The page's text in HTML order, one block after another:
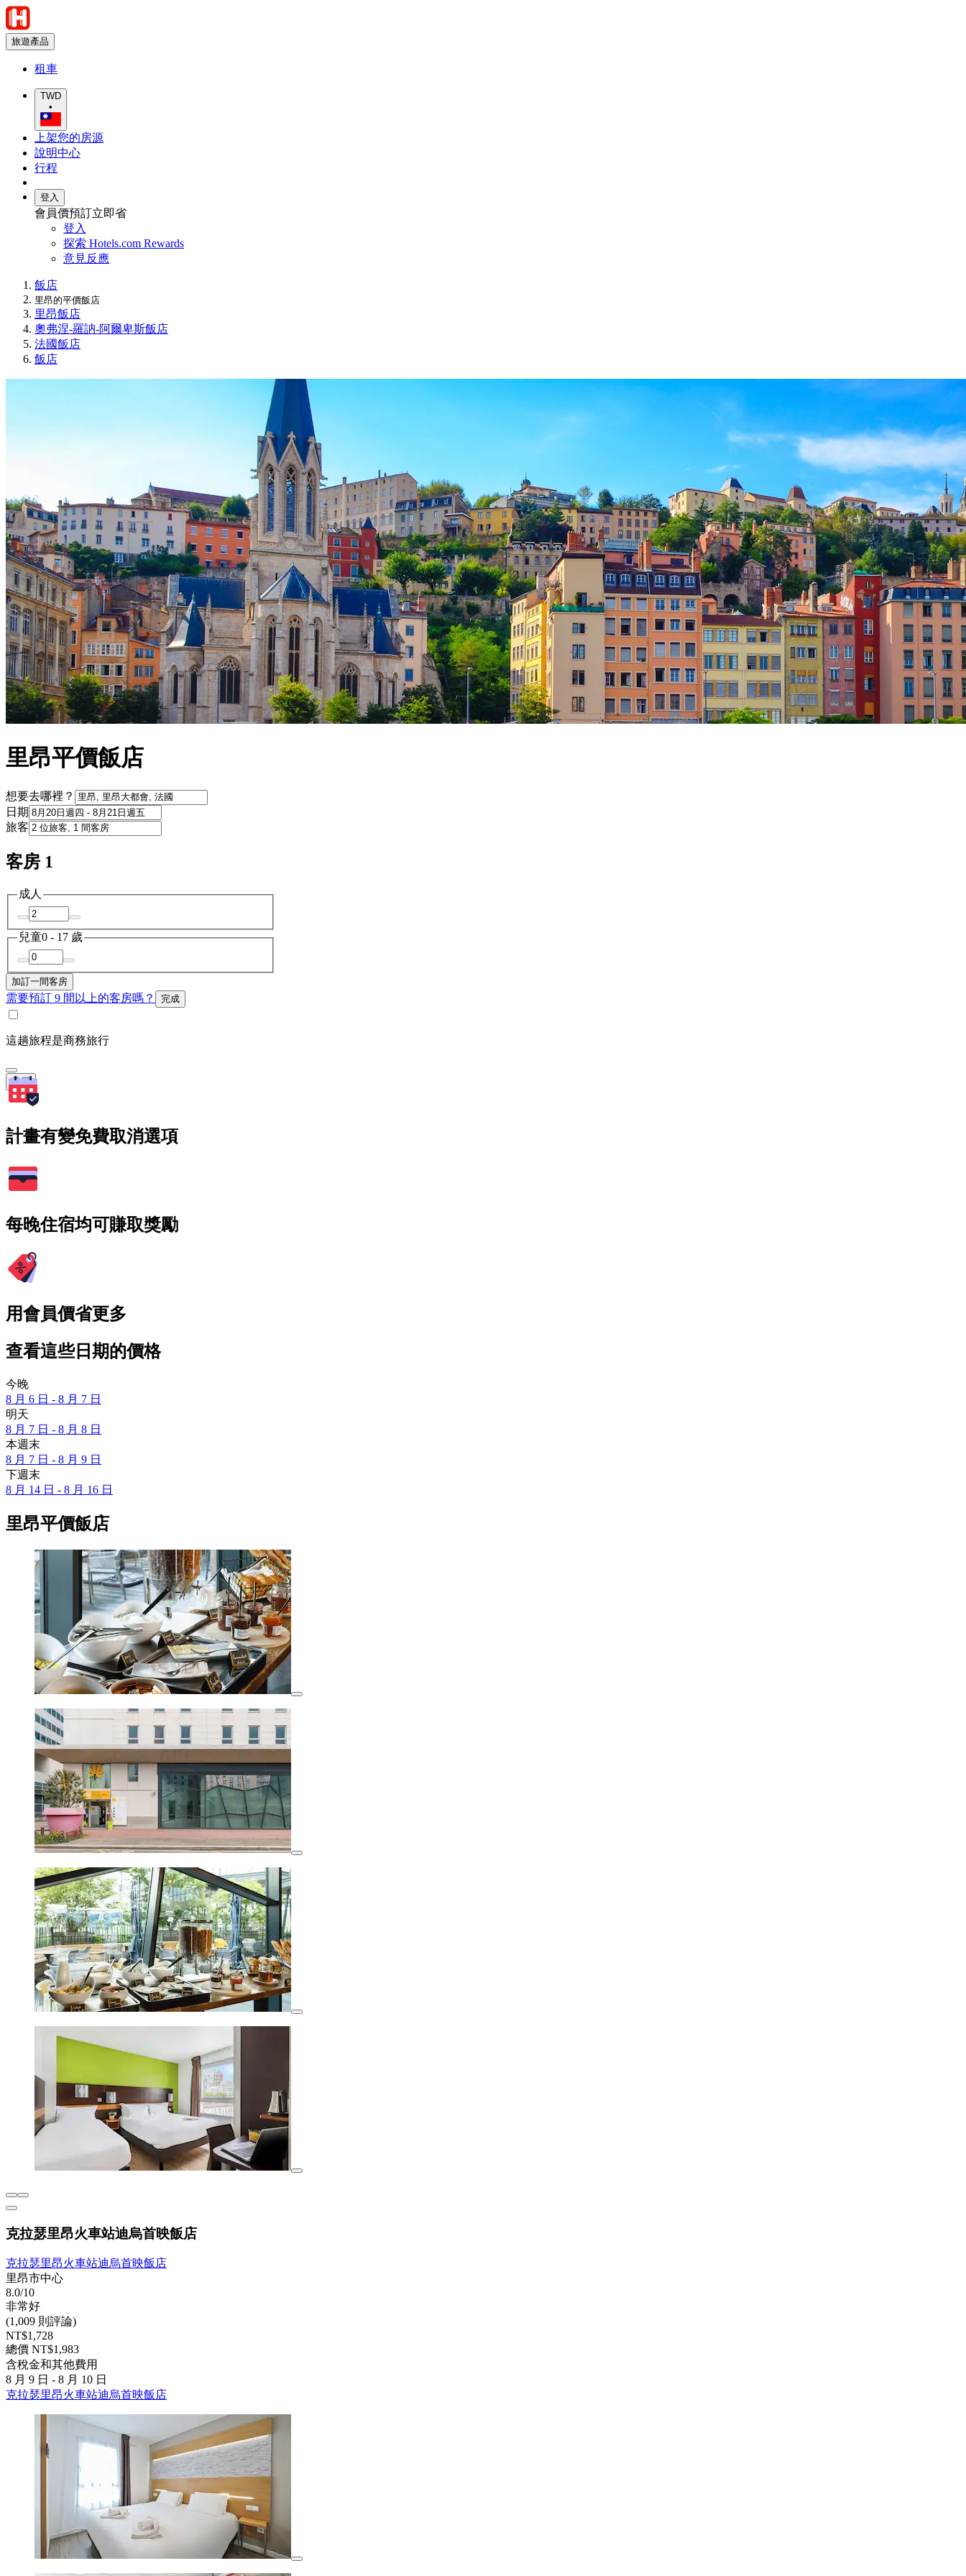
旅遊產品
租車
TWD
•
上架您的房源
說明中心
行程
登入
會員價預訂立即省
登入
探索 Hotels.com Rewards
意見反應
飯店
里昂的平價飯店
里昂飯店
奧弗涅-羅訥-阿爾卑斯飯店
法國飯店
飯店
里昂平價飯店
想要去哪裡？
日期
旅客
客房 1
成人
兒童0 - 17 歲
加訂一間客房
需要預訂 9 間以上的客房嗎？ 完成
這趟旅程是商務旅行
搜尋
計畫有變免費取消選項
每晚住宿均可賺取獎勵
用會員價省更多
查看這些日期的價格
今晚
8 月 6 日 - 8 月 7 日
明天
8 月 7 日 - 8 月 8 日
本週末
8 月 7 日 - 8 月 9 日
下週末
8 月 14 日 - 8 月 16 日
里昂平價飯店
克拉瑟里昂火車站迪烏首映飯店
克拉瑟里昂火車站迪烏首映飯店
里昂市中心
8.0/10
非常好
(1,009 則評論)
NT$1,728
總價 NT$1,983
含稅金和其他費用
8 月 9 日 - 8 月 10 日
克拉瑟里昂火車站迪烏首映飯店